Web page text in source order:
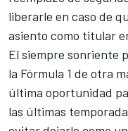
liberarle en caso de
asiento como titular
El siempre sonriente
la Fórmula 1 de otra
última oportunidad
las últimas